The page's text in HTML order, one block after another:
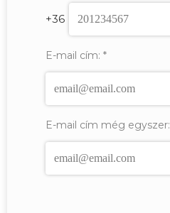
+36
E-mail cím: *
E-mail cím még egyszer: